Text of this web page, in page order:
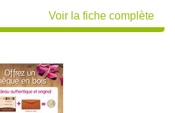
Voir la fiche complète